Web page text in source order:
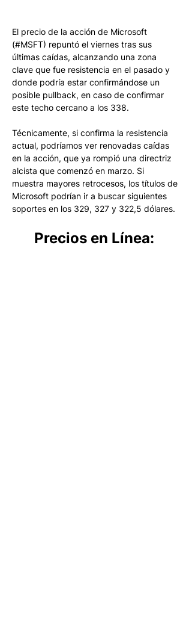
El precio de la acción de Microsoft
(#MSFT) repuntó el viernes tras sus
últimas caídas, alcanzando una zona
clave que fue resistencia en el pasado y
donde podría estar confirmándose un
posible pullback, en caso de confirmar
este techo cercano a los 338.
Técnicamente, si confirma la resistencia
actual, podríamos ver renovadas caídas
en la acción, que ya rompió una directriz
alcista que comenzó en marzo. Si
muestra mayores retrocesos, los títulos de
Microsoft podrían ir a buscar siguientes
soportes en los 329, 327 y 322,5 dólares.
Precios en Línea: